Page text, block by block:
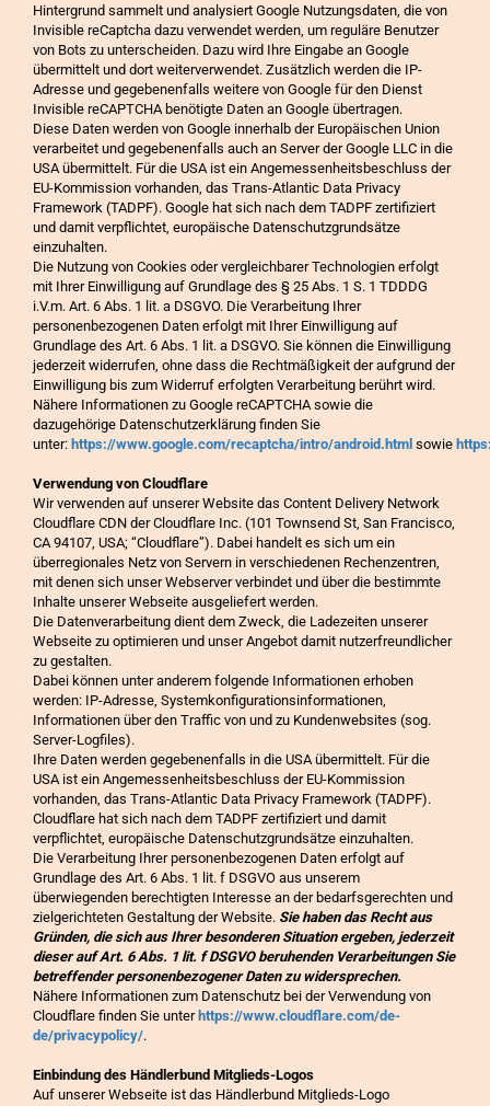
Hintergrund sammelt und analysiert Google Nutzungsdaten, die von
Invisible reCaptcha dazu verwendet werden, um reguläre Benutzer
von Bots zu unterscheiden. Dazu wird Ihre Eingabe an Google
übermittelt und dort weiterverwendet. Zusätzlich werden die IP-
Adresse und gegebenenfalls weitere von Google für den Dienst
Invisible reCAPTCHA benötigte Daten an Google übertragen.
Diese Daten werden von Google innerhalb der Europäischen Union
verarbeitet und gegebenenfalls auch an Server der Google LLC in die
USA übermittelt. Für die USA ist ein Angemessenheitsbeschluss der
EU-Kommission vorhanden, das Trans-Atlantic Data Privacy
Framework (TADPF). Google hat sich nach dem TADPF zertifiziert
und damit verpflichtet, europäische Datenschutzgrundsätze
einzuhalten.
Die Nutzung von Cookies oder vergleichbarer Technologien erfolgt
mit Ihrer Einwilligung auf Grundlage des § 25 Abs. 1 S. 1 TDDDG
i.V.m. Art. 6 Abs. 1 lit. a DSGVO. Die Verarbeitung Ihrer
personenbezogenen Daten erfolgt mit Ihrer Einwilligung auf
Grundlage des Art. 6 Abs. 1 lit. a DSGVO. Sie können die Einwilligung
jederzeit widerrufen, ohne dass die Rechtmäßigkeit der aufgrund der
Einwilligung bis zum Widerruf erfolgten Verarbeitung berührt wird.
Nähere Informationen zu Google reCAPTCHA sowie die
dazugehörige Datenschutzerklärung finden Sie
unter: https://www.google.com/recaptcha/intro/android.html sowie
Verwendung von Cloudflare
Wir verwenden auf unserer Website das Content Delivery Network
Cloudflare CDN der Cloudflare Inc. (101 Townsend St, San Francisco,
CA 94107, USA; “Cloudflare”). Dabei handelt es sich um ein
überregionales Netz von Servern in verschiedenen Rechenzentren,
mit denen sich unser Webserver verbindet und über die bestimmte
Inhalte unserer Webseite ausgeliefert werden.
Die Datenverarbeitung dient dem Zweck, die Ladezeiten unserer
Webseite zu optimieren und unser Angebot damit nutzerfreundlicher
zu gestalten.
Dabei können unter anderem folgende Informationen erhoben
werden: IP-Adresse, Systemkonfigurationsinformationen,
Informationen über den Traffic von und zu Kundenwebsites (sog.
Server-Logfiles).
Ihre Daten werden gegebenenfalls in die USA übermittelt. Für die
USA ist ein Angemessenheitsbeschluss der EU-Kommission
vorhanden, das Trans-Atlantic Data Privacy Framework (TADPF).
Cloudflare hat sich nach dem TADPF zertifiziert und damit
verpflichtet, europäische Datenschutzgrundsätze einzuhalten.
Die Verarbeitung Ihrer personenbezogenen Daten erfolgt auf
Grundlage des Art. 6 Abs. 1 lit. f DSGVO aus unserem
überwiegenden berechtigten Interesse an der bedarfsgerechten und
zielgerichteten Gestaltung der Website. Sie haben das Recht aus
Gründen, die sich aus Ihrer besonderen Situation ergeben, jederzeit
dieser auf Art. 6 Abs. 1 lit. f DSGVO beruhenden Verarbeitungen Sie
betreffender personenbezogener Daten zu widersprechen.
Nähere Informationen zum Datenschutz bei der Verwendung von
Cloudflare finden Sie unter https://www.cloudflare.com/de-
de/privacypolicy/.
Einbindung des Händlerbund Mitglieds-Logos
Auf unserer Webseite ist das Händlerbund Mitglieds-Logo